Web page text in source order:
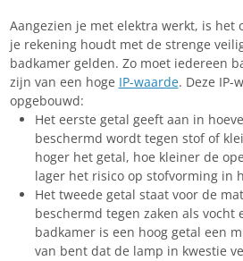
Aangezien je met elektra werkt, is
je rekening houdt met de strenge
badkamer gelden. Zo moet iedereen
zijn van een hoge IP-waarde. Deze IP-
opgebouwd:
Het eerste getal geeft aan in
beschermd wordt tegen stof of
hoger het getal, hoe kleiner de
lager het risico op stofvorming in
Het tweede getal staat voor de
beschermd tegen zaken als vocht
badkamer is een hoog getal een
van bent dat de lamp in kwestie